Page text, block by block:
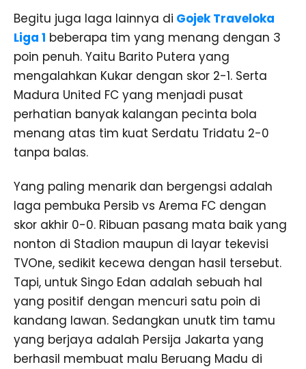
Begitu juga laga lainnya di Gojek Traveloka
Liga 1 beberapa tim yang menang dengan 3
poin penuh. Yaitu Barito Putera yang
mengalahkan Kukar dengan skor 2-1. Serta
Madura United FC yang menjadi pusat
perhatian banyak kalangan pecinta bola
menang atas tim kuat Serdatu Tridatu 2-0
tanpa balas.
Yang paling menarik dan bergengsi adalah
laga pembuka Persib vs Arema FC dengan
skor akhir 0-0. Ribuan pasang mata baik yang
nonton di Stadion maupun di layar tekevisi
TVOne, sedikit kecewa dengan hasil tersebut.
Tapi, untuk Singo Edan adalah sebuah hal
yang positif dengan mencuri satu poin di
kandang lawan. Sedangkan unutk tim tamu
yang berjaya adalah Persija Jakarta yang
berhasil membuat malu Beruang Madu di